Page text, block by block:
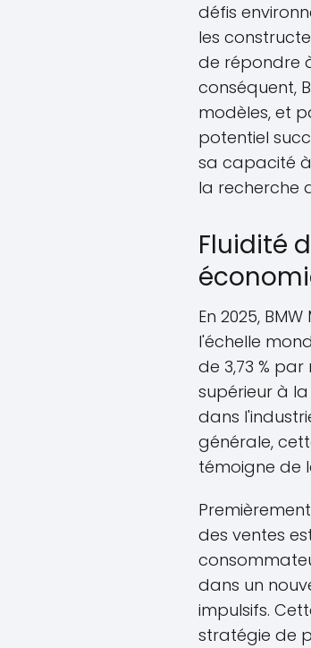
défis
les
de répondre
conséquent,
modèles, et
potentiel
sa capacité
la recherche
Fluidité
En 2025,
l'échelle
de 3,73 %
supérieur à la
dans
générale,
témoigne de
des ventes
dans un
impulsifs.
stratégie de